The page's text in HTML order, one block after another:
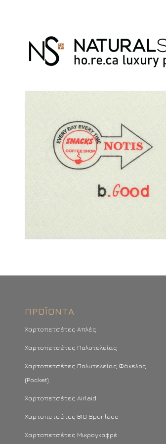
ΠΡΟΪΌΝΤΑ
Χαρτοπετσέτες Απλές
Χαρτοπετσέτες Πολυτελείας
Χαρτοπετσέτες Πολυτελείας Φάκελος
(Pocket)
Χαρτοπετσέτες Airlaid
Χαρτοπετσέτες BIO Spunlace
Χαρτοπετσέτες Μικρογκοφρέ